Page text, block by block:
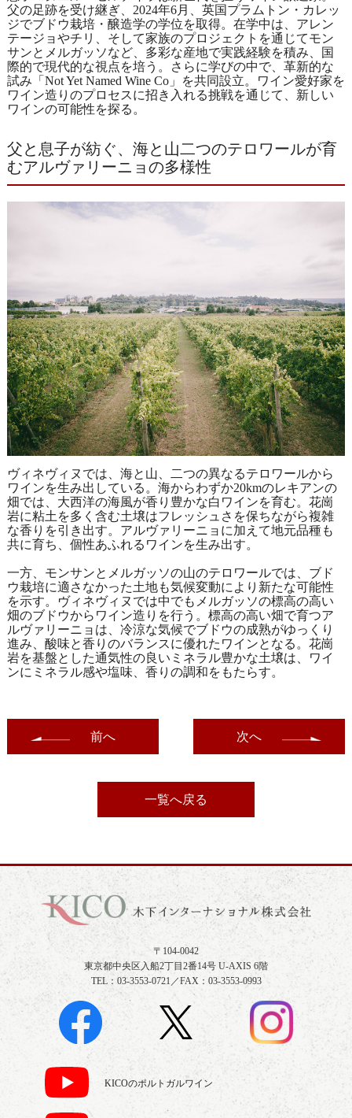
父の足跡を受け継ぎ、2024年6月、英国プラムトン・カレッ
ジでブドウ栽培・醸造学の学位を取得。在学中は、アレン
テージョやチリ、そして家族のプロジェクトを通じてモン
サンとメルガッソなど、多彩な産地で実践経験を積み、国
際的で現代的な視点を培う。さらに学びの中で、革新的な
試み「Not Yet Named Wine Co」を共同設立。ワイン愛好家を
ワイン造りのプロセスに招き入れる挑戦を通じて、新しい
ワインの可能性を探る。
父と息子が紡ぐ、海と山二つのテロワールが育
むアルヴァリーニョの多様性
ヴィネヴィヌでは、海と山、二つの異なるテロワールから
ワインを生み出している。海からわずか20kmのレキアンの
畑では、大西洋の海風が香り豊かな白ワインを育む。花崗
岩に粘土を多く含む土壌はフレッシュさを保ちながら複雑
な香りを引き出す。アルヴァリーニョに加えて地元品種も
共に育ち、個性あふれるワインを生み出す。
一方、モンサンとメルガッソの山のテロワールでは、ブド
ウ栽培に適さなかった土地も気候変動により新たな可能性
を示す。ヴィネヴィヌでは中でもメルガッソの標高の高い
畑のブドウからワイン造りを行う。標高の高い畑で育つア
ルヴァリーニョは、冷涼な気候でブドウの成熟がゆっくり
進み、酸味と香りのバランスに優れたワインとなる。花崗
岩を基盤とした通気性の良いミネラル豊かな土壌は、ワイ
ンにミネラル感や塩味、香りの調和をもたらす。
前へ
一覧へ戻る
次へ
〒104-0042
東京都中央区入船2丁目2番14号 U-AXIS 6階
TEL：03-3553-0721／FAX：03-3553-0993
KICOのポルトガルワイン